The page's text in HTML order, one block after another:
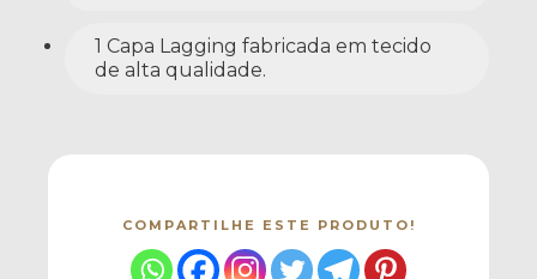
1 Capa Lagging fabricada em tecido
de alta qualidade.
COMPARTILHE ESTE PRODUTO!